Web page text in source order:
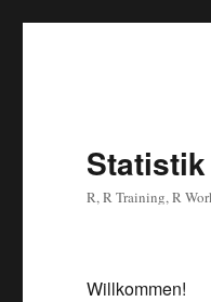
R, R Training, R
Willkommen!